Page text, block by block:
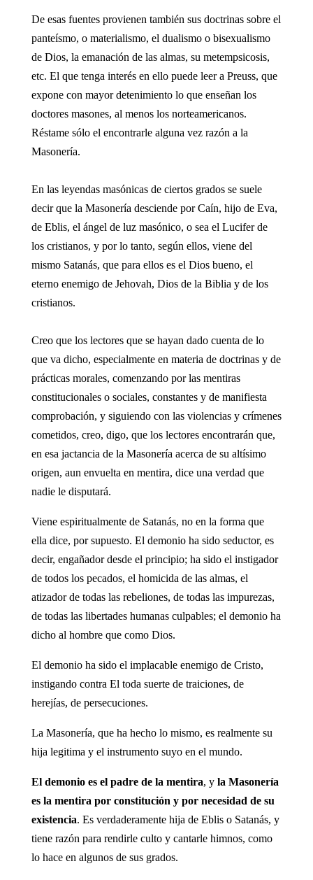
De esas fuentes provienen también sus doctrinas sobre el
panteísmo, o materialismo, el dualismo o bisexualismo
de Dios, la emanación de las almas, su metempsicosis,
etc. El que tenga interés en ello puede leer a Preuss, que
expone con mayor detenimiento lo que enseñan los
doctores masones, al menos los norteamericanos.
Réstame sólo el encontrarle alguna vez razón a la
Masonería.
En las leyendas masónicas de ciertos grados se suele
decir que la Masonería desciende por Caín, hijo de Eva,
de Eblis, el ángel de luz masónico, o sea el Lucifer de
los cristianos, y por lo tanto, según ellos, viene del
mismo Satanás, que para ellos es el Dios bueno, el
eterno enemigo de Jehovah, Dios de la Biblia y de los
cristianos.
Creo que los lectores que se hayan dado cuenta de lo
que va dicho, especialmente en materia de doctrinas y de
prácticas morales, comenzando por las mentiras
constitucionales o sociales, constantes y de manifiesta
comprobación, y siguiendo con las violencias y crímenes
cometidos, creo, digo, que los lectores encontrarán que,
en esa jactancia de la Masonería acerca de su altísimo
origen, aun envuelta en mentira, dice una verdad que
nadie le disputará.
Viene espiritualmente de Satanás, no en la forma que
ella dice, por supuesto. El demonio ha sido seductor, es
decir, engañador desde el principio; ha sido el instigador
de todos los pecados, el homicida de las almas, el
atizador de todas las rebeliones, de todas las impurezas,
de todas las libertades humanas culpables; el demonio ha
dicho al hombre que como Dios.
El demonio ha sido el implacable enemigo de Cristo,
instigando contra El toda suerte de traiciones, de
herejías, de persecuciones.
La Masonería, que ha hecho lo mismo, es realmente su
hija legitima y el instrumento suyo en el mundo.
El demonio es el padre de la mentira, y la Masonería
es la mentira por constitución y por necesidad de su
existencia. Es verdaderamente hija de Eblis o Satanás, y
tiene razón para rendirle culto y cantarle himnos, como
lo hace en algunos de sus grados.